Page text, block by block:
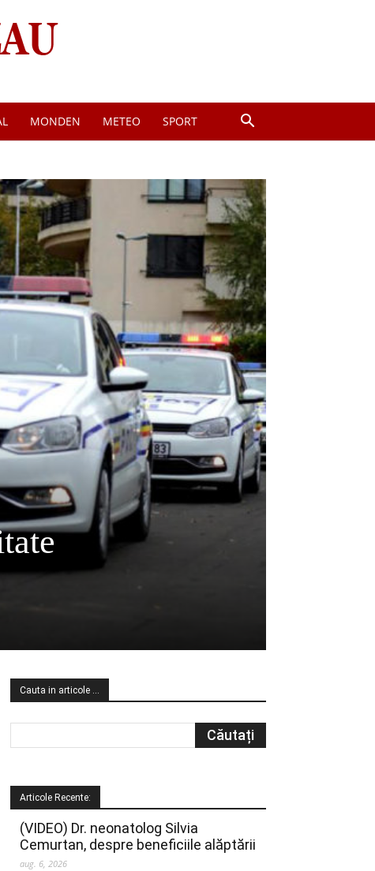
MONDEN METEO SPORT
Cauta in articole …
Articole Recente:
(VIDEO) Dr. neonatolog Silvia
Cemurtan, despre beneficiile alăptării
aug. 6, 2026